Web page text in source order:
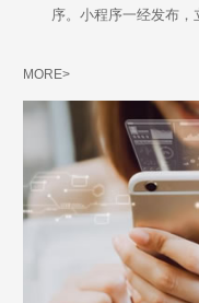
序。小程序一经发布，
MORE>